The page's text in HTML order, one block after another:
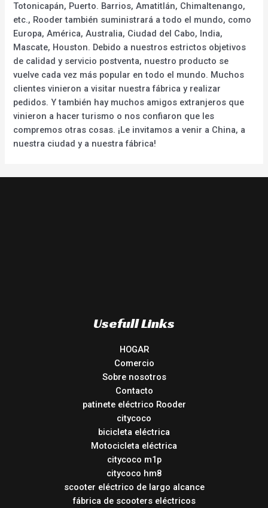
Totonicapán, Puerto. Barrios, Amatitlán, Chimaltenango,
etc., Rooder también suministrará a todo el mundo, como
Europa, América, Australia, Ciudad del Cabo, India,
Mascate, Houston. Debido a nuestros estrictos objetivos
de calidad y servicio postventa, nuestro producto se
vuelve cada vez más popular en todo el mundo. Muchos
clientes vinieron a visitar nuestra fábrica y realizar
pedidos. Y también hay muchos amigos extranjeros que
vinieron a hacer turismo o nos confiaron que les
compremos otras cosas. ¡Le invitamos a venir a China, a
nuestra ciudad y a nuestra fábrica!
Usefull Links
HOGAR
Comercio
Sobre nosotros
Contacto
patinete eléctrico Rooder
citycoco
bicicleta eléctrica
Motocicleta eléctrica
citycoco m1p
citycoco hm8
scooter eléctrico de largo alcance
fábrica de scooters eléctricos